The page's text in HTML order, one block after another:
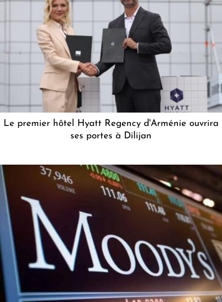
Le premier hôtel Hyatt Regency d'Arménie ouvrira
ses portes à Dilijan